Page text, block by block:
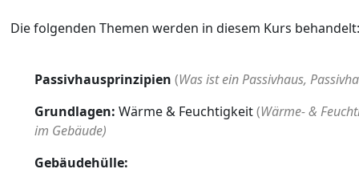
Die folgenden Themen werden in diesem Kurs behandelt:
Passivhausprinzipien (Was ist ein Passivhaus,
Grundlagen: Wärme & Feuchtigkeit(Wärme- &
im Gebäude)
Gebäudehülle: